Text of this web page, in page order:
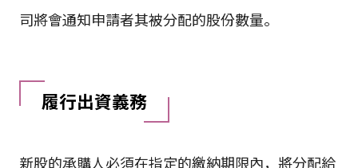
司將會通知申請者其被分配的股份數量。
履行出資義務
新股的承購人必須在指定的繳納期限內，將分配給